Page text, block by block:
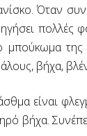
Όταν
πολλές
μπούκωμα
βήχα,
είναι
βήχα.